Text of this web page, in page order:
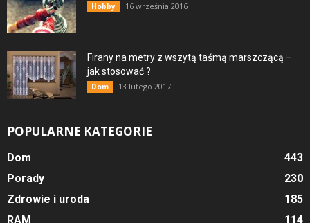
Hobby 16 września 2016
Firany na metry z wszytą taśmą marszczącą –
jak stosować ?
Dom 13 lutego 2017
POPULARNE KATEGORIE
Dom
443
Porady
230
Zdrowie i uroda
185
RAM
114